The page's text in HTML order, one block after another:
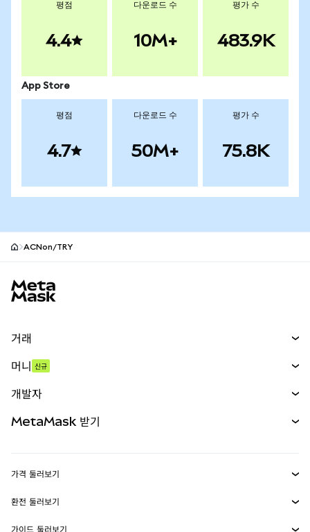
평점
4.4
다운로드 수
10M+
평가 수
483.9K
App Store
평점
4.7
다운로드 수
50M+
평가 수
75.8K
ACNon/TRY
거래
무기한 선물
실물자산
머니 신규
개발자
MetaMask Connect
MetaMask 받기
가격 둘러보기
이더리움 가격
솔라나 가격
환전 둘러보기
가이드 둘러보기